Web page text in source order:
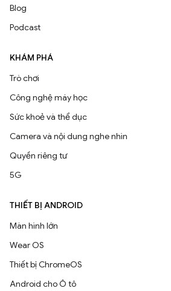
Blog
Podcast
KHÁM PHÁ
Trò chơi
Công nghệ máy học
Sức khoẻ và thể dục
Camera và nội dung nghe nhìn
Quyền riêng tư
5G
THIẾT BỊ ANDROID
Màn hình lớn
Wear OS
Thiết bị ChromeOS
Android cho Ô tô